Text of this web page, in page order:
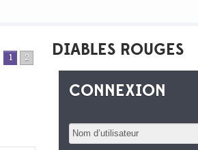
1 2
DIABLES ROUGES
CONNEXION